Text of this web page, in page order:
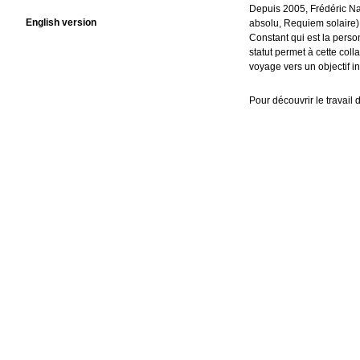
English version
Depuis 2005, Frédéric
absolu, Requiem
Constant qui est la
statut permet à cette
voyage vers un objectif
Pour découvrir le travail